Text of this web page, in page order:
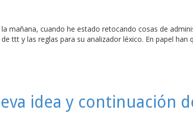
mañana, cuando he estado retocando cosas de
ttt y las reglas para su analizador léxico. En papel
idea y continuación